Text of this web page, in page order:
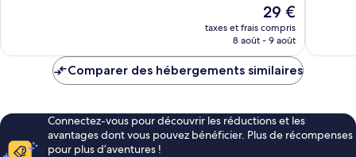
Le
nouveau
prix
de
29 €
taxes et frais compris
8 août - 9 août
Comparer des hébergements similaires
Connectez-vous pour découvrir les réductions et les
avantages dont vous pouvez bénéficier. Plus de récompenses
pour plus d’aventures !